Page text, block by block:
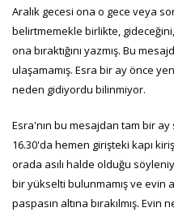
Aralık gecesi ona o gece veya
belirtmemekle birlikte,
ona bıraktığını yazmış. Bu
ulaşamamış. Esra bir ay önce
neden gidiyordu bilinmiyor.
Esra'nın bu mesajdan tam bir
16.30'da hemen girişteki kapı
orada asılı halde olduğu
bir yükselti bulunmamış ve evin
paspasın altına bırakılmış. Evin